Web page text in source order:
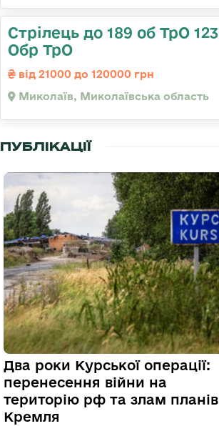
Стрілець до 189 об ТрО 123
Обр ТрО
від 21000 до 120000 грн
Миколаїв, Миколаївська область
ПУБЛІКАЦІЇ
Два роки Курської операції:
перенесення війни на
територію рф та злам планів
Кремля